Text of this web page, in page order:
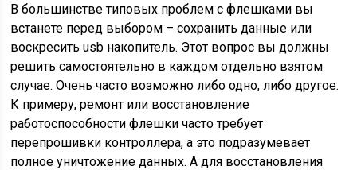
В большинстве типовых проблем с флешками вы
встанете перед выбором – сохранить данные или
воскресить usb накопитель. Этот вопрос вы должны
решить самостоятельно в каждом отдельно взятом
случае. Очень часто возможно либо одно, либо другое.
К примеру, ремонт или восстановление
работоспособности флешки часто требует
перепрошивки контроллера, а это подразумевает
полное уничтожение данных. А для восстановления